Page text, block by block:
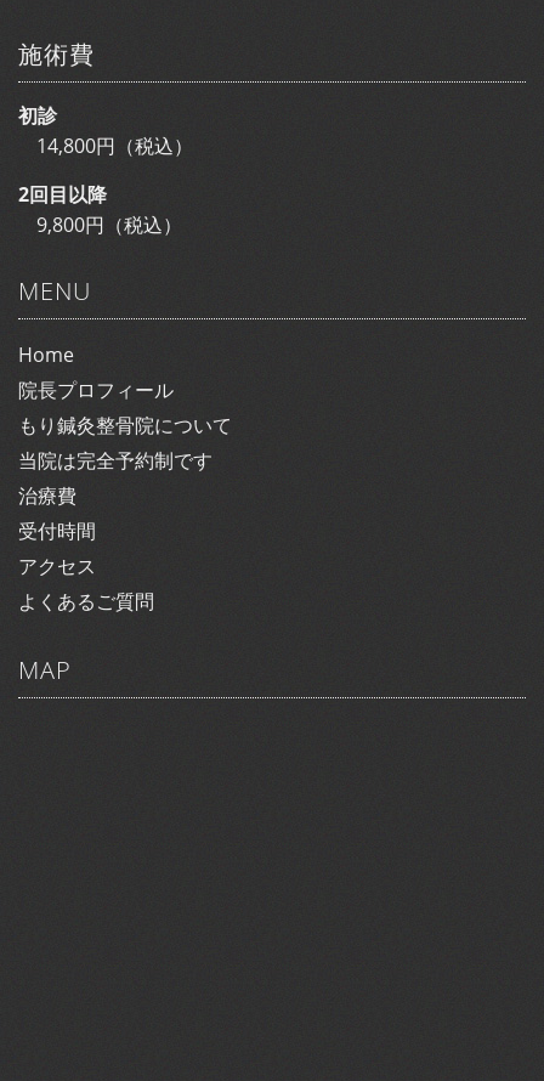
施術費
初診
14,800円（税込）
2回目以降
9,800円（税込）
MENU
Home
院長プロフィール
もり鍼灸整骨院について
当院は完全予約制です
治療費
受付時間
アクセス
よくあるご質問
MAP